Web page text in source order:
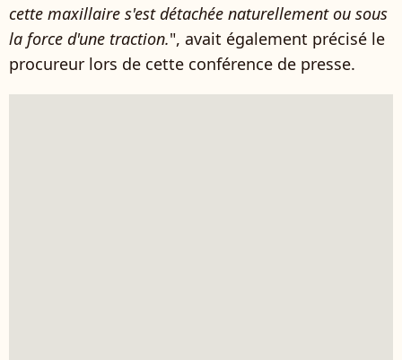
cette maxillaire s'est détachée naturellement ou sous
la force d'une traction.", avait également précisé le
procureur lors de cette conférence de presse.